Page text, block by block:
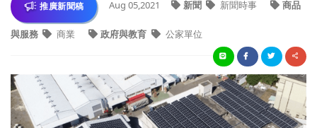
推廣新聞稿 Aug 05,2021 新聞 新聞時事 商品
與服務 商業 政府與教育 公家單位